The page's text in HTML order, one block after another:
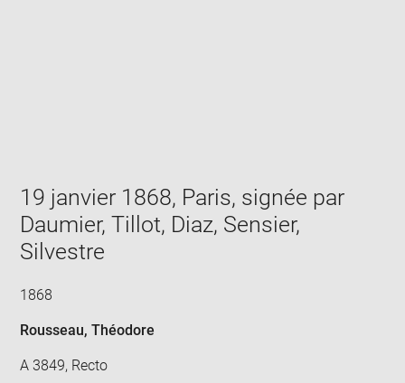
window
19 janvier 1868, Paris, signée par
Daumier, Tillot, Diaz, Sensier,
Silvestre
1868
Rousseau, Théodore
A 3849, Recto